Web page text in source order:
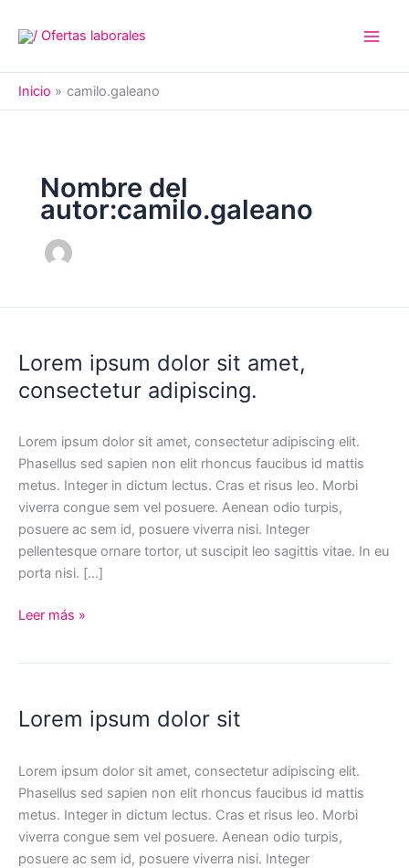
Inicio camilo.galeano
Nombre del
autor:camilo.galeano
Lorem ipsum dolor sit amet,
consectetur adipiscing.
Lorem ipsum dolor sit amet, consectetur adipiscing elit.
Phasellus sed sapien non elit rhoncus faucibus id mattis
metus. Integer in dictum lectus. Cras et risus leo. Morbi
viverra congue sem vel posuere. Aenean odio turpis,
posuere ac sem id, posuere viverra nisi. Integer
pellentesque ornare tortor, ut suscipit leo sagittis vitae. In eu
porta nisi. […]
Lorem
consectetur
Leer más »
Lorem ipsum dolor sit
Lorem ipsum dolor sit amet, consectetur adipiscing elit.
Phasellus sed sapien non elit rhoncus faucibus id mattis
metus. Integer in dictum lectus. Cras et risus leo. Morbi
viverra congue sem vel posuere. Aenean odio turpis,
posuere ac sem id, posuere viverra nisi. Integer